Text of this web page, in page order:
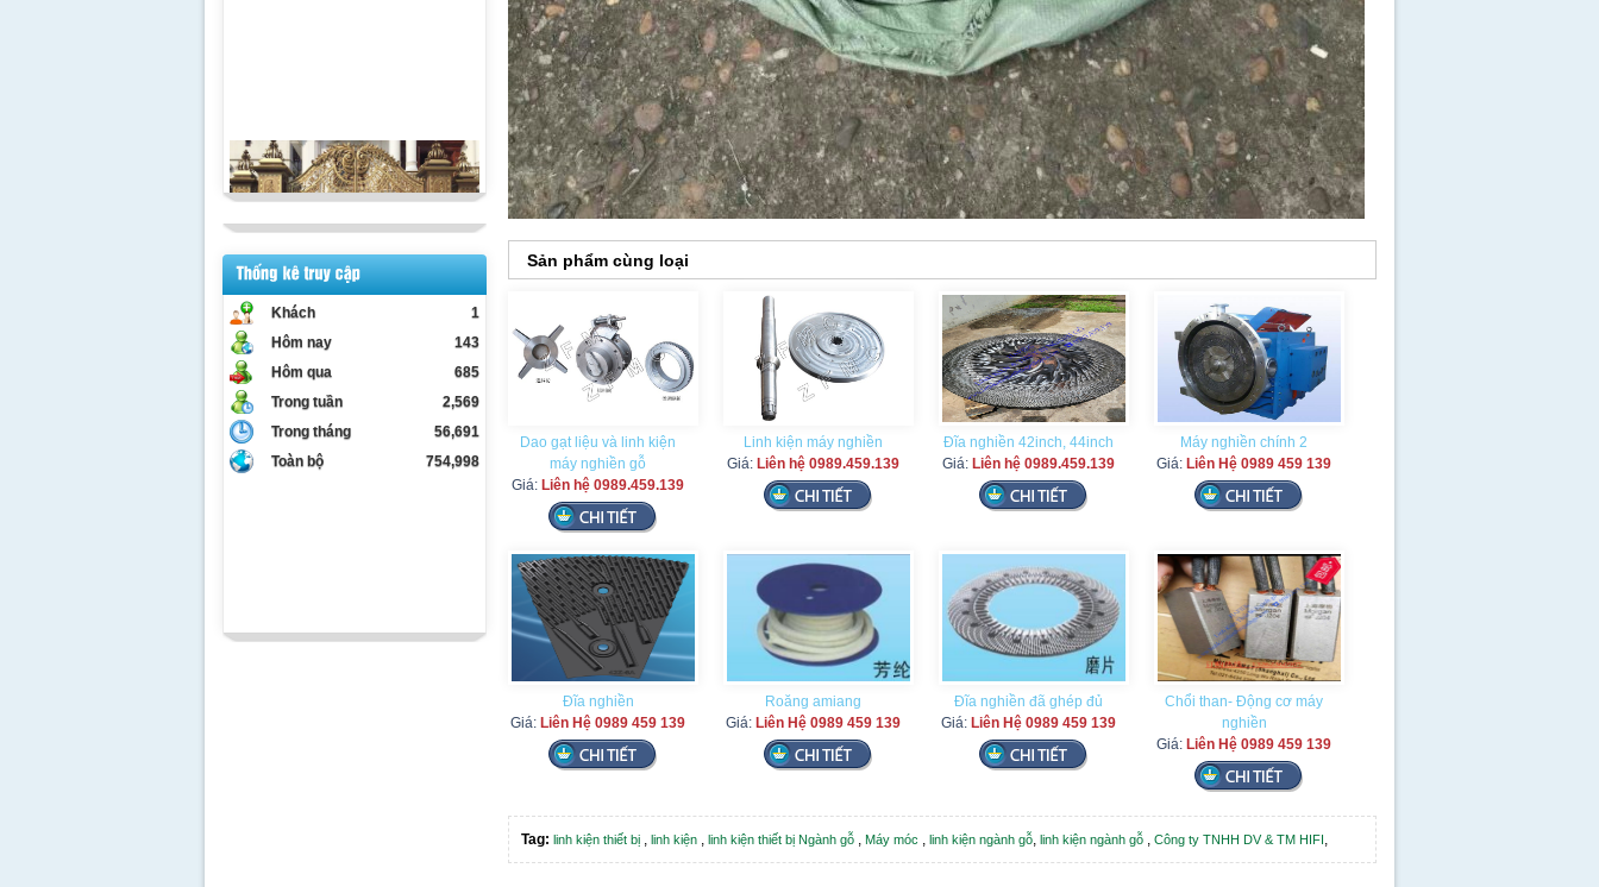
Khách
1
Hôm nay
143
Hôm qua
685
Trong tuần
2,569
Trong tháng
56,691
Toàn bộ
754,998
Sản phẩm cùng loại
Dao gạt liệu và linh kiện
máy nghiền gỗ
Giá: Liên hệ 0989.459.139
Linh kiện máy nghiền
Giá: Liên hệ 0989.459.139
Đĩa nghiền 42inch, 44inch
Giá: Liên hệ 0989.459.139
Máy nghiền chính 2
Giá: Liên Hệ 0989 459 139
Đĩa nghiền
Giá: Liên Hệ 0989 459 139
Roăng amiang
Giá: Liên Hệ 0989 459 139
Đĩa nghiền đã ghép đủ
Giá: Liên Hệ 0989 459 139
Chổi than- Động cơ máy
nghiền
Giá: Liên Hệ 0989 459 139
Tag: linh kiện thiết bị , linh kiện , linh kiện thiết bị Ngành gỗ , Máy móc , linh kiện ngành gỗ, linh kiện ngành gỗ , Công ty TNHH DV & TM HIFI ,